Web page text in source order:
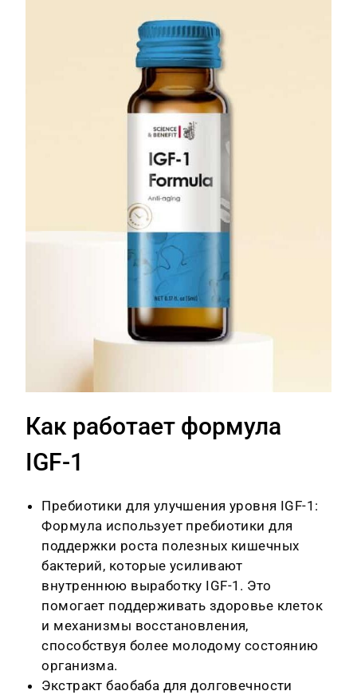
Как работает формула
IGF-1
Пребиотики для улучшения уровня IGF-1:
Формула использует пребиотики для
поддержки роста полезных кишечных
бактерий, которые усиливают
внутреннюю выработку IGF-1. Это
помогает поддерживать здоровье клеток
и механизмы восстановления,
способствуя более молодому состоянию
организма.
Экстракт баобаба для долговечности